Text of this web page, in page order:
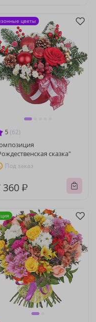
5 (62)
сказка"
Под заказ
360 ₽
цветы